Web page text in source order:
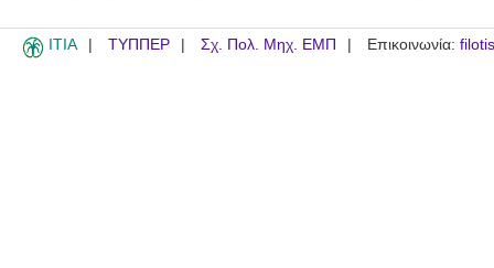
ITIA ΤΥΠΠΕΡ Σχ. Πολ. Μηχ. ΕΜΠ Επικοινωνία: